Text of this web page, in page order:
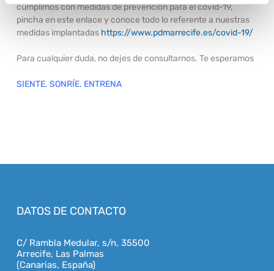
cumplimos con medidas de prevención para el covid-19,
pincha en este enlace y conoce todo lo referente a nuestras
medidas implantadas https://www.pdmarrecife.es/covid-19/
Para cualquier duda, no dejes de consultarnos. Te esperamos
SIENTE. SONRÍE. ENTRENA
DATOS DE CONTACTO
C/ Rambla Medular, s/n, 35500
Arrecife, Las Palmas
(Canarias, España)